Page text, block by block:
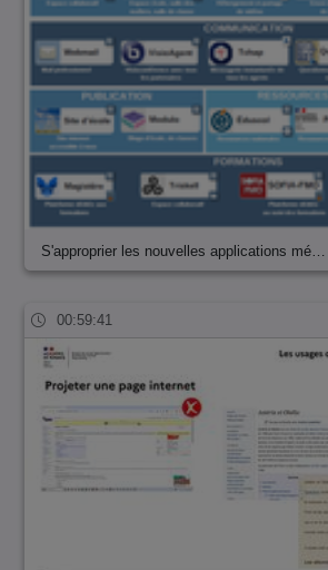
S'approprier les nouvelles applications mé…
00:59:41